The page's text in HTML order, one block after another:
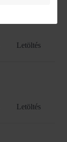
Letöltés
Letöltés